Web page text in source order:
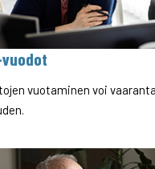
vuotaminen voi